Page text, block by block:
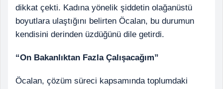
dikkat çekti. Kadına yönelik şiddetin olağanüstü
boyutlara ulaştığını belirten Öcalan, bu durumun
kendisini derinden üzdüğünü dile getirdi.
“On Bakanlıktan Fazla Çalışacağım”
Öcalan, çözüm süreci kapsamında toplumdaki